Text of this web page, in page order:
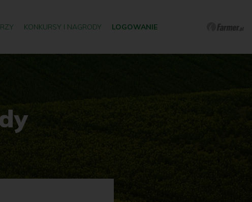
KONKURSY I NAGRODY LOGOWANIE